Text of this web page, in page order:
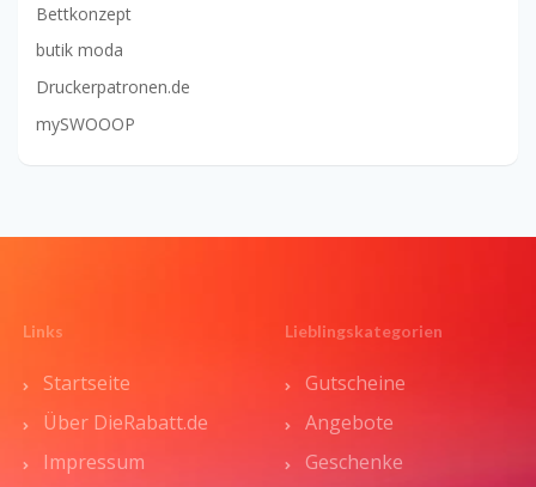
Bettkonzept
butik moda
Druckerpatronen.de
mySWOOOP
Links
Startseite
Über DieRabatt.de
Impressum
Lieblingskategorien
Gutscheine
Angebote
Geschenke